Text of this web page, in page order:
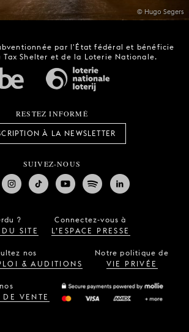
© Hugo Segers
par l'État fédéral et bénéficie
Tax Shelter et de la Loterie Nationale.
RESTEZ INFORMÉ
À LA NEWSLETTER
SUIVEZ-NOUS
?
SITE
Connectez-vous à
L’ESPACE PRESSE
nos
& AUDITIONS
Notre politique de
VIE PRIVÉE
VENTE